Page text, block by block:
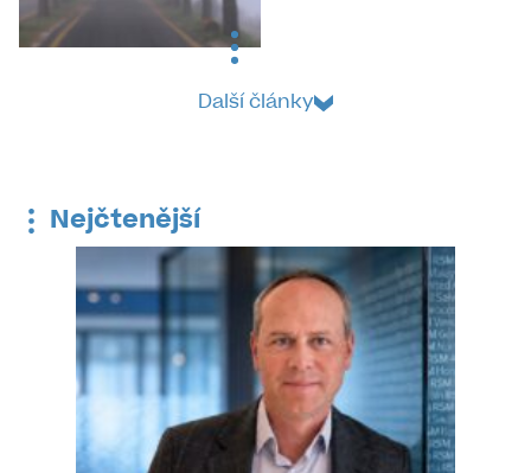
Další články
Nejčtenější